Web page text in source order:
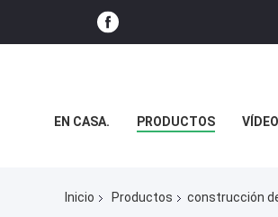
EN CASA. PRODUCTOS
Inicio Productos construcción